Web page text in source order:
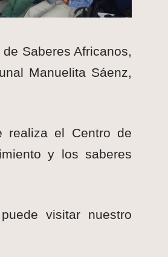
Saberes Africanos,
Manuelita Sáenz,
realiza el Centro de
y los saberes
visitar nuestro